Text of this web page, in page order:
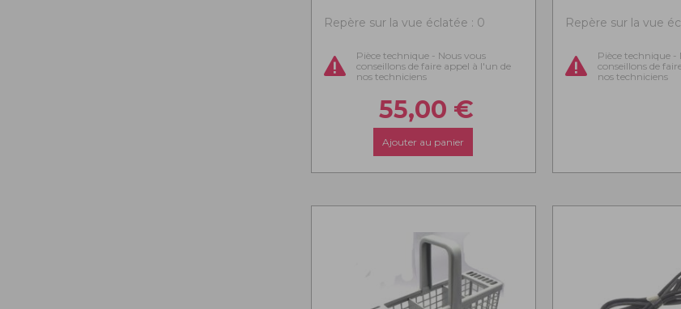
Repère sur la vue éclatée : 0
Pièce technique - Nous vous
conseillons de faire appel à l'un de
nos techniciens
55,00 €
Ajouter au panier
Repère sur la vue
Pièce technique -
conseillons de
nos techniciens